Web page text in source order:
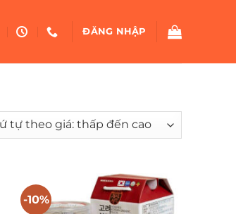
ĐĂNG NHẬP
-10%